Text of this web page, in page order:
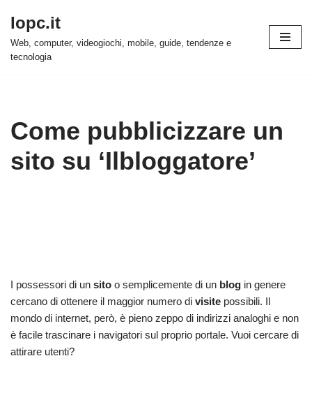
Vai
al
Iopc.it
Web, computer, videogiochi, mobile, guide, tendenze e
tecnologia
Come pubblicizzare un
sito su ‘Ilbloggatore’
I possessori di un sito o semplicemente di un blog in genere
cercano di ottenere il maggior numero di visite possibili. Il
mondo di internet, però, è pieno zeppo di indirizzi analoghi e non
è facile trascinare i navigatori sul proprio portale. Vuoi cercare di
attirare utenti?